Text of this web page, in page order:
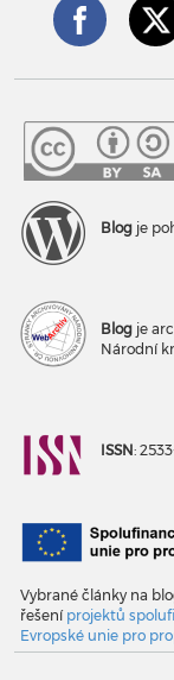
Blog je
Blog je
Národní
ISSN:
Vybrané články na
řešení projektů
Evropské unie pro